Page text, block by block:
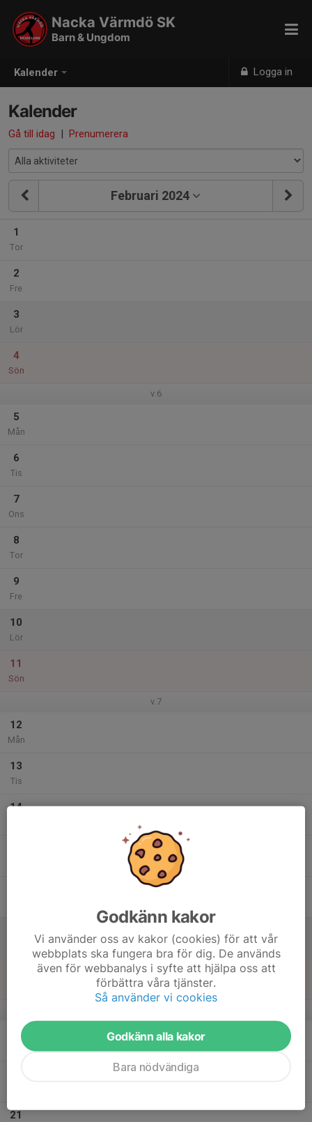
Kalender Logga in
Nacka Värmdö SK
Barn & Ungdom
Kalender
Gå till idag | Prenumerera
Februari 2024
1
Tor
2
Fre
3
Lör
4
Sön
v.6
5
Mån
6
Tis
7
Ons
8
Tor
9
Fre
10
Lör
11
Sön
v.7
12
Mån
13
Tis
14
19
Mån
21
Godkänn kakor
Vi använder oss av kakor (cookies) för att vår
webbplats ska fungera bra för dig. De används
även för webbanalys i syfte att hjälpa oss att
förbättra våra tjänster.
Så använder vi cookies
Godkänn alla kakor
Bara nödvändiga